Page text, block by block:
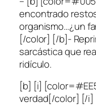
encontrado
organismo…¿un
[/color] [/b]-
sarcástica que
ridículo.
[b] [i]
verdad[/color] [/i]